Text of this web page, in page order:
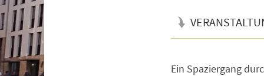
Ein Spaziergang